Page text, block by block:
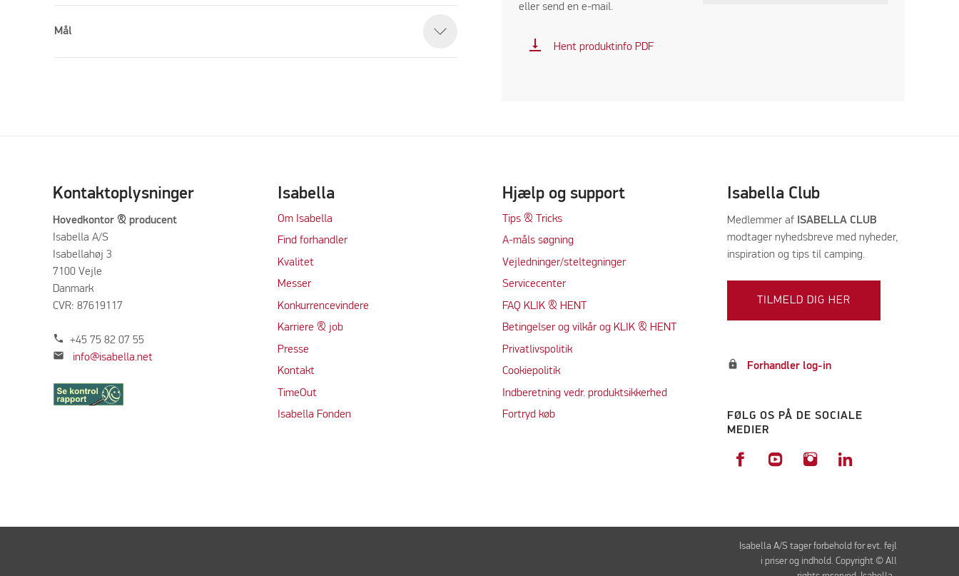
eller send en e-mail.
vertical_align_bottom Hent produktinfo PDF
Mål
Kontaktoplysninger
Hovedkontor & producent
Isabella A/S
Isabellahøj 3
7100 Vejle
Danmark
CVR: 87619117
phone +45 75 82 07 55
mail info@isabella.net
Isabella
Om Isabella
Find forhandler
Kvalitet
Messer
Konkurrencevindere
Karriere & job
Presse
Kontakt
TimeOut
Isabella Fonden
Hjælp og support
Tips & Tricks
A-måls søgning
Vejledninger/steltegninger
Servicecenter
FAQ KLIK & HENT
Betingelser og vilkår og KLIK & HENT
Privatlivspolitik
Cookiepolitik
Indberetning vedr. produktsikkerhed
Fortryd køb
Isabella Club
Medlemmer afISABELLA CLUB
modtager nyhedsbreve med nyheder,
inspiration og tips til camping.
TILMELD DIG HER
lock Forhandler log-in
FØLG OS PÅ DE SOCIALE
MEDIER
Isabella A/S tager forbehold for evt. fejl
i priser og indhold. Copyright © All